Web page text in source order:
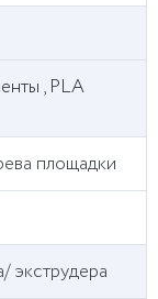
, PLA
площадки
экструдера